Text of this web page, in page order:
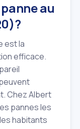
au
est la
efficace.
Chez Albert
pannes les
habitants